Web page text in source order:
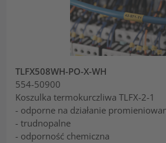
TLFX508WH-PO-X-WH
554-50900
Koszulka termokurczliwa TLFX-2-1
- odporne na działanie
- trudnopalne
- odporność chemiczna